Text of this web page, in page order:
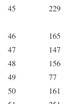
45
229
46
165
47
147
48
156
49
77
50
161